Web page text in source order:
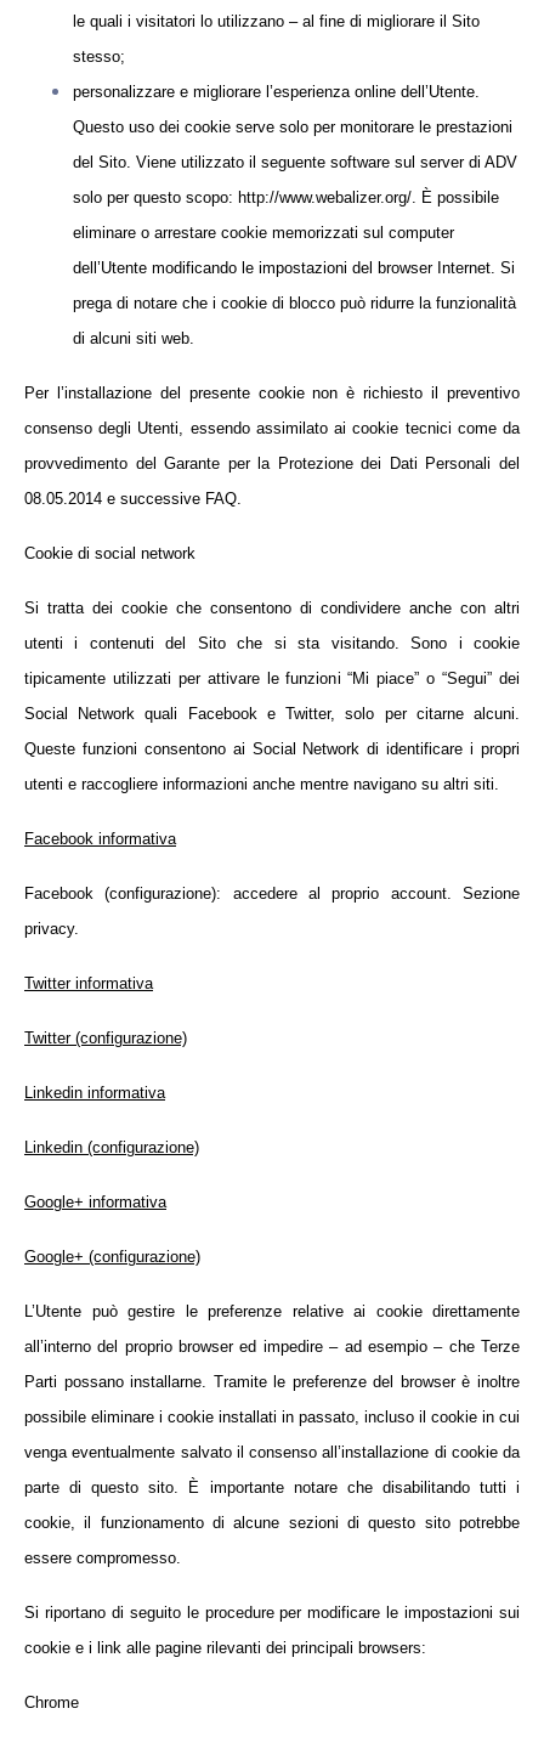
le quali i visitatori lo utilizzano – al fine di migliorare il Sito
stesso;
personalizzare e migliorare l’esperienza online dell’Utente.
Questo uso dei cookie serve solo per monitorare le prestazioni
del Sito. Viene utilizzato il seguente software sul server di ADV
solo per questo scopo: http://www.webalizer.org/. È possibile
eliminare o arrestare cookie memorizzati sul computer
dell’Utente modificando le impostazioni del browser Internet. Si
prega di notare che i cookie di blocco può ridurre la funzionalità
di alcuni siti web.
Per l’installazione del presente cookie non è richiesto il preventivo
consenso degli Utenti, essendo assimilato ai cookie tecnici come da
provvedimento del Garante per la Protezione dei Dati Personali del
08.05.2014 e successive FAQ
Cookie di social network
Si tratta dei cookie che consentono di condividere anche con altri
utenti i contenuti del Sito che si sta visitando. Sono i cookie
tipicamente utilizzati per attivare le funzioni “Mi piace” o “Segui” dei
Social Network quali Facebook e Twitter, solo per citarne alcuni.
Queste funzioni consentono ai Social Network di identificare i propri
utenti e raccogliere informazioni anche mentre navigano su altri siti.
Facebook informativa
Facebook (configurazione): accedere al proprio account. Sezione
privacy.
Twitter informativa
Twitter (configurazione)
Linkedin informativa
Linkedin (configurazione)
Google+ informativa
Google+ (configurazione)
L’Utente può gestire le preferenze relative ai cookie direttamente
all’interno del proprio browser ed impedire – ad esempio – che Terze
Parti possano installarne. Tramite le preferenze del browser è inoltre
possibile eliminare i cookie installati in passato, incluso il cookie in cui
venga eventualmente salvato il consenso all’installazione di cookie da
parte di questo sito. È importante notare che disabilitando tutti i
cookie, il funzionamento di alcune sezioni di questo sito potrebbe
essere compromesso.
Si riportano di seguito le procedure per modificare le impostazioni sui
cookie e i link alle pagine rilevanti dei principali browsers:
Chrome